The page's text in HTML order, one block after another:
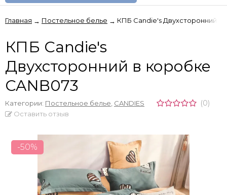
Главная → Постельное белье → КПБ Candie's Двухсторонний в
КПБ Candie's
Двухсторонний в коробке
CANB073
Категории: Постельное белье CANDIES (0)
Оставить отзыв
-50%